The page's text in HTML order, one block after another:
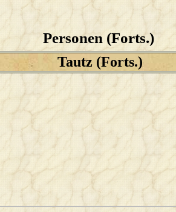
Personen (Forts.)
Tautz (Forts.)